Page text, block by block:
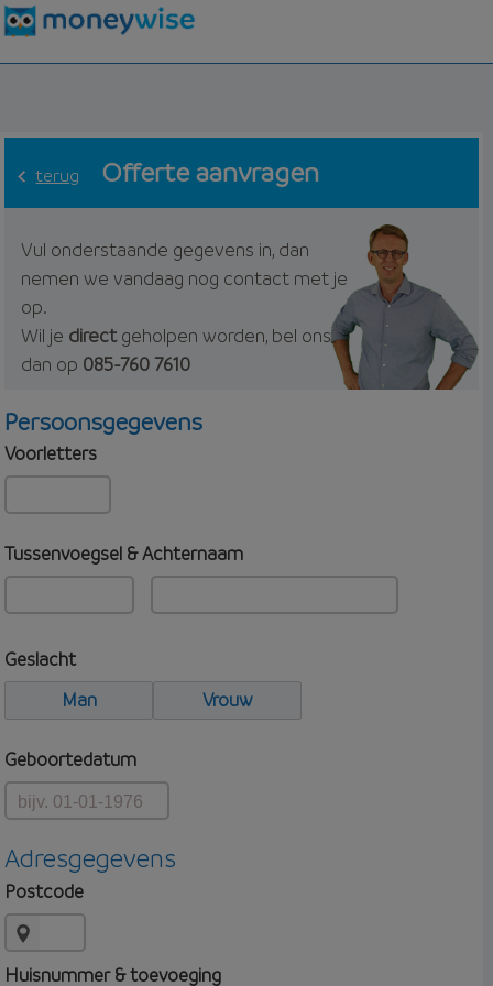
terug Offerte aanvragen
Vul onderstaande gegevens in, dan
nemen we vandaag nog contact met je
op.
Wil je directgeholpen worden, bel ons
dan op 085-760 7610
Persoonsgegevens
Voorletters
Tussenvoegsel & Achternaam
Geslacht
Man
Vrouw
Geboortedatum
Adresgegevens
Postcode
Huisnummer & toevoeging